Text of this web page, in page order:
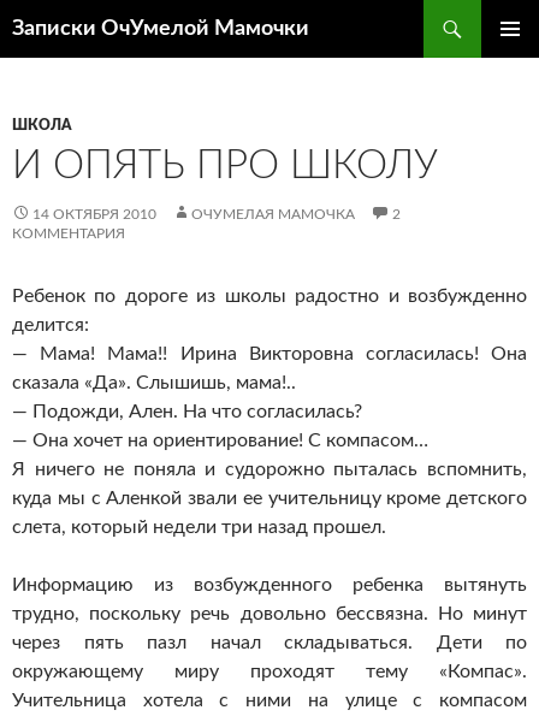
Записки ОчУмелой Мамочки
ШКОЛА
И ОПЯТЬ ПРО ШКОЛУ
14 ОКТЯБРЯ 2010 ОЧУМЕЛАЯ МАМОЧКА
2
КОММЕНТАРИЯ
Ребенок по дороге из школы радостно и возбужденно
делится:
— Мама! Мама!! Ирина Викторовна согласилась! Она
сказала «Да». Слышишь, мама!..
— Подожди, Ален. На что согласилась?
— Она хочет на ориентирование! С компасом…
Я ничего не поняла и судорожно пыталась вспомнить,
куда мы с Аленкой звали ее учительницу кроме детского
слета, который недели три назад прошел.
Информацию из возбужденного ребенка вытянуть
трудно, поскольку речь довольно бессвязна. Но минут
через пять пазл начал складываться. Дети по
окружающему миру проходят тему «Компас».
Учительница хотела с ними на улице с компасом